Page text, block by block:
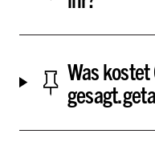
Was